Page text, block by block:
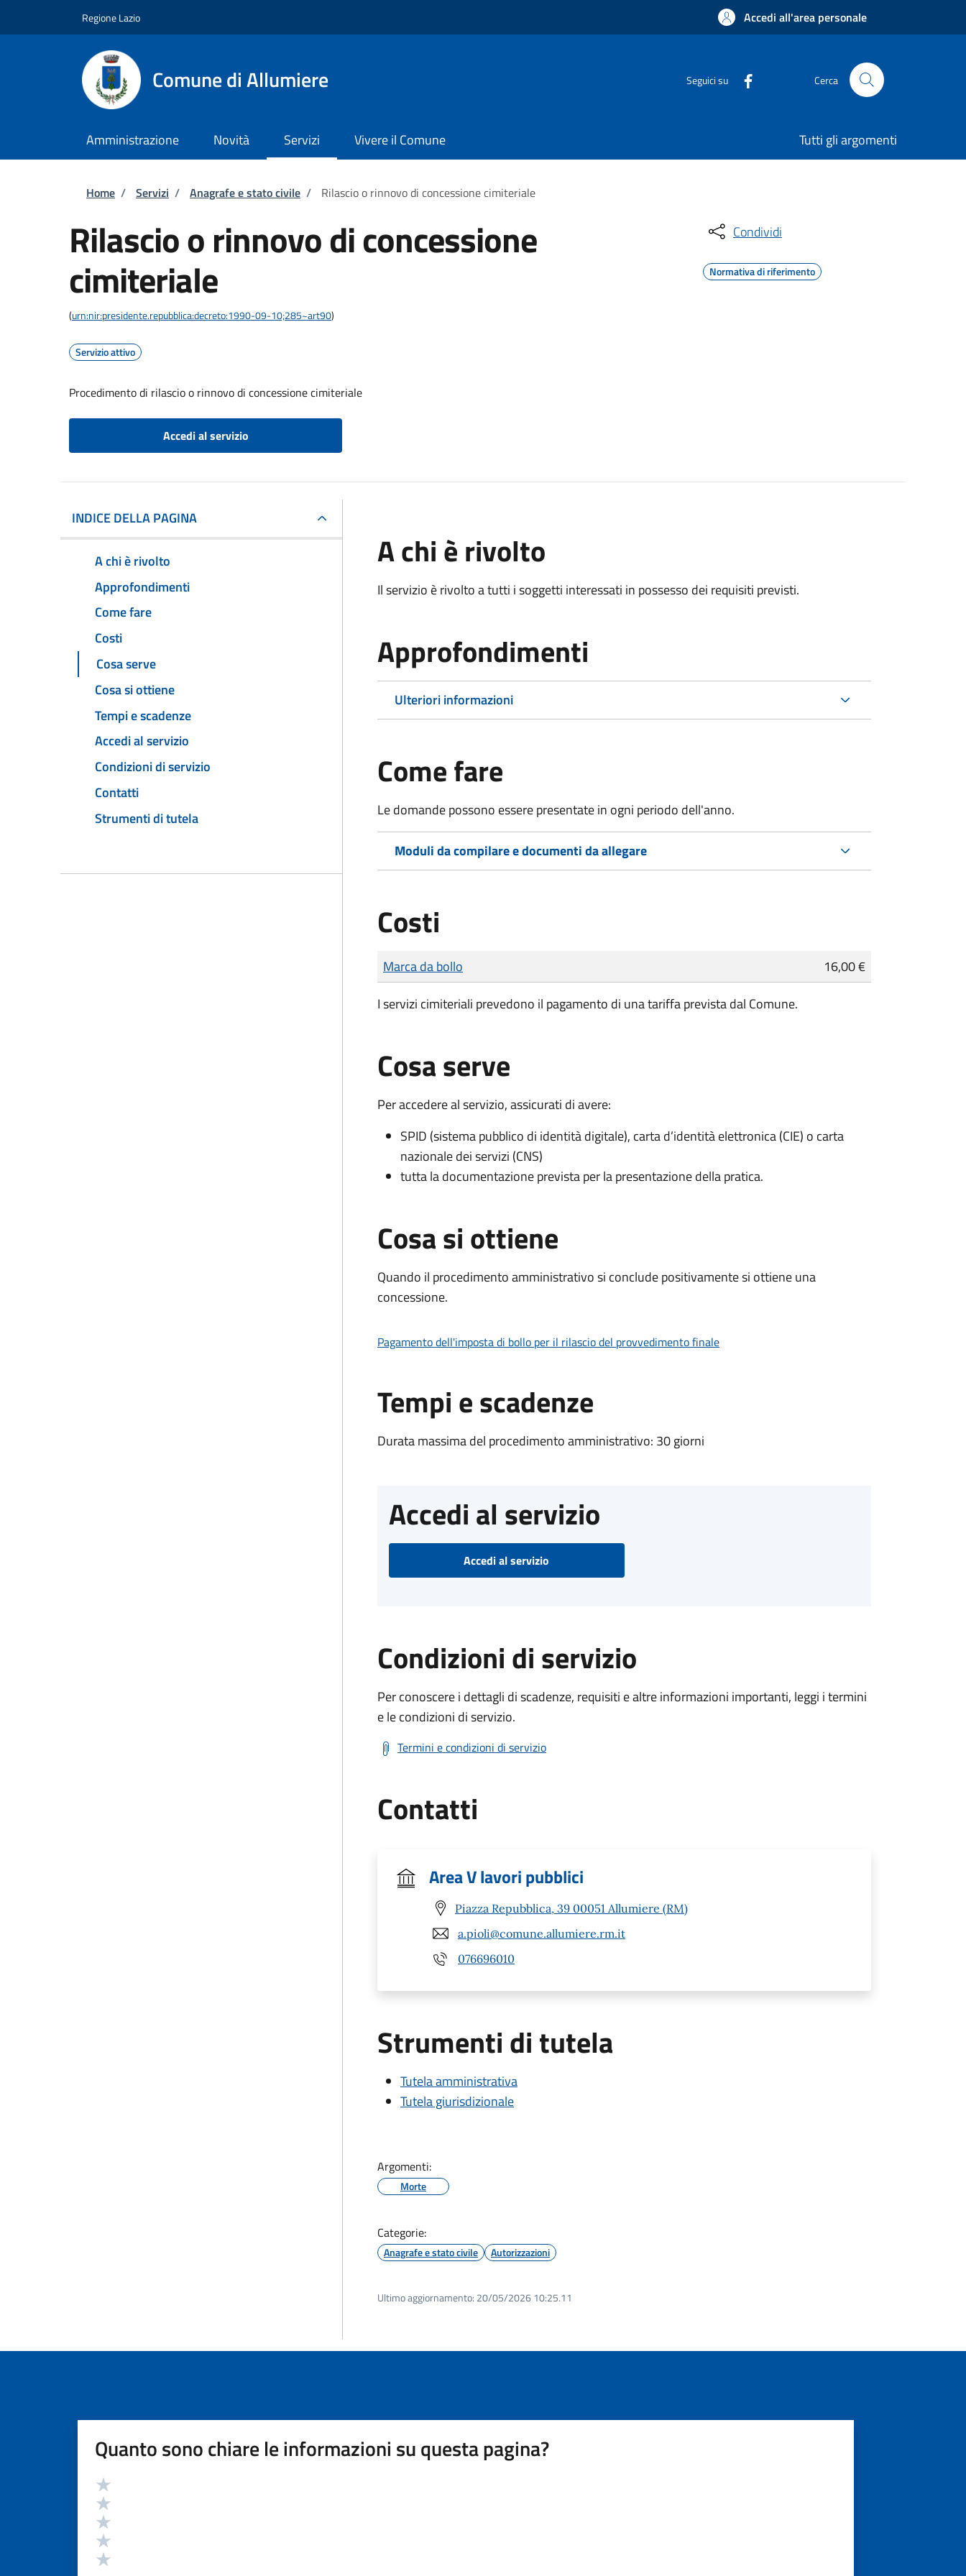
Regione Lazio Accedi all'area personale
Comune di Allumiere Seguici su Cerca
Amministrazione Novità Servizi Vivere il Comune Tutti gli argomenti
Briciole di pane
Home / Servizi / Anagrafe e stato civile / Rilascio o rinnovo di concessione cimiteriale
Rilascio o rinnovo di concessione
cimiteriale
(urn:nir:presidente.repubblica:decreto:1990-09-10;285~art90)
Servizio attivo
Procedimento di rilascio o rinnovo di concessione cimiteriale
Accedi al servizio
Condividi
Normativa di riferimento
INDICE DELLA PAGINA
A chi è rivolto
Approfondimenti
Come fare
Costi
Cosa serve
Cosa si ottiene
Tempi e scadenze
Accedi al servizio
Condizioni di servizio
Contatti
Strumenti di tutela
A chi è rivolto
Il servizio è rivolto a tutti i soggetti interessati in possesso dei requisiti previsti.
Approfondimenti
Ulteriori informazioni
Come fare
Le domande possono essere presentate in ogni periodo dell'anno.
Moduli da compilare e documenti da allegare
Costi
Tipo di pagamento
Importo
Marca da bollo
16,00 €
I servizi cimiteriali prevedono il pagamento di una tariffa prevista dal Comune.
Cosa serve
Per accedere al servizio, assicurati di avere:
SPID (sistema pubblico di identità digitale), carta d’identità elettronica (CIE) o carta
nazionale dei servizi (CNS)
tutta la documentazione prevista per la presentazione della pratica.
Cosa si ottiene
Quando il procedimento amministrativo si conclude positivamente si ottiene una
concessione.
Pagamento dell'imposta di bollo per il rilascio del provvedimento finale
Tempi e scadenze
Durata massima del procedimento amministrativo: 30 giorni
Accedi al servizio
Accedi al servizio
Condizioni di servizio
Per conoscere i dettagli di scadenze, requisiti e altre informazioni importanti, leggi i termini
e le condizioni di servizio.
Termini e condizioni di servizio
Contatti
Area V lavori pubblici
Piazza Repubblica, 39 00051 Allumiere (RM)
a.pioli@comune.allumiere.rm.it
076696010
Strumenti di tutela
Tutela amministrativa
Tutela giurisdizionale
Argomenti:
Morte
Categorie:
Anagrafe e stato civile Autorizzazioni
Ultimo aggiornamento: 20/05/2026 10:25.11
Quanto sono chiare le informazioni su questa pagina?
Valutazione